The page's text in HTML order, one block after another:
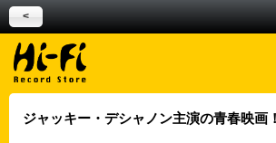
<
ジャッキー・デシャノン主演の青春映画！